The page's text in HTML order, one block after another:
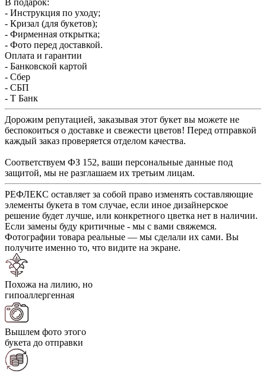
- Инструкция по уходу;
- Кризал (для букетов);
- Фирменная открытка;
- Фото перед доставкой.
Оплата и гарантии
- Банковской картой
- Сбер
- СБП
- Т Банк
Дорожим репутацией, заказывая этот букет вы можете не
беспокоиться о доставке и свежести цветов! Перед отправкой
каждый заказ проверяется отделом качества.
Соответствуем ФЗ 152, ваши персональные данные под
защитой, мы не разглашаем их третьим лицам.
РЕФЛЕКС оставляет за собой право изменять составляющие
элементы букета в том случае, если иное дизайнерское
решение будет лучше, или конкретного цветка нет в наличии.
Если замены буду критичные - мы с вами свяжемся.
Фотографии товара реальные — мы сделали их сами. Вы
получите именно то, что видите на экране.
Похожа на лилию, но
гипоаллергенная
Вышлем фото этого
букета до отправки